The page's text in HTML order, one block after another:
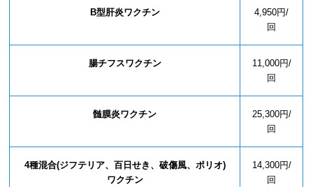
B型肝炎ワクチン
4,950円/
回
腸チフスワクチン
11,000円/
回
髄膜炎ワクチン
25,300円/
回
4種混合(ジフテリア、百日せき、破傷風、ポリオ)
ワクチン
14,300円/
回